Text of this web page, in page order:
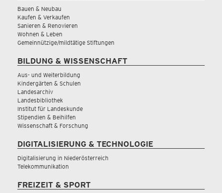
Bauen & Neubau
Kaufen & Verkaufen
Sanieren & Renovieren
Wohnen & Leben
Gemeinnützige/mildtätige Stiftungen
BILDUNG & WISSENSCHAFT
Aus- und Weiterbildung
Kindergärten & Schulen
Landesarchiv
Landesbibliothek
Institut für Landeskunde
Stipendien & Beihilfen
Wissenschaft & Forschung
DIGITALISIERUNG & TECHNOLOGIE
Digitalisierung in Niederösterreich
Telekommunikation
FREIZEIT & SPORT